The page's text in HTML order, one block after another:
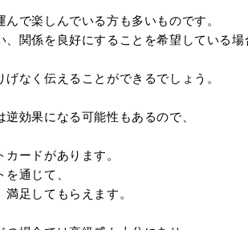
で楽しんでいる方も多いものです。
関係を良好にすることを希望している場
なく伝えることができるでしょう。
効果になる可能性もあるので、
ードがあります。
通じて、
足してもらえます。